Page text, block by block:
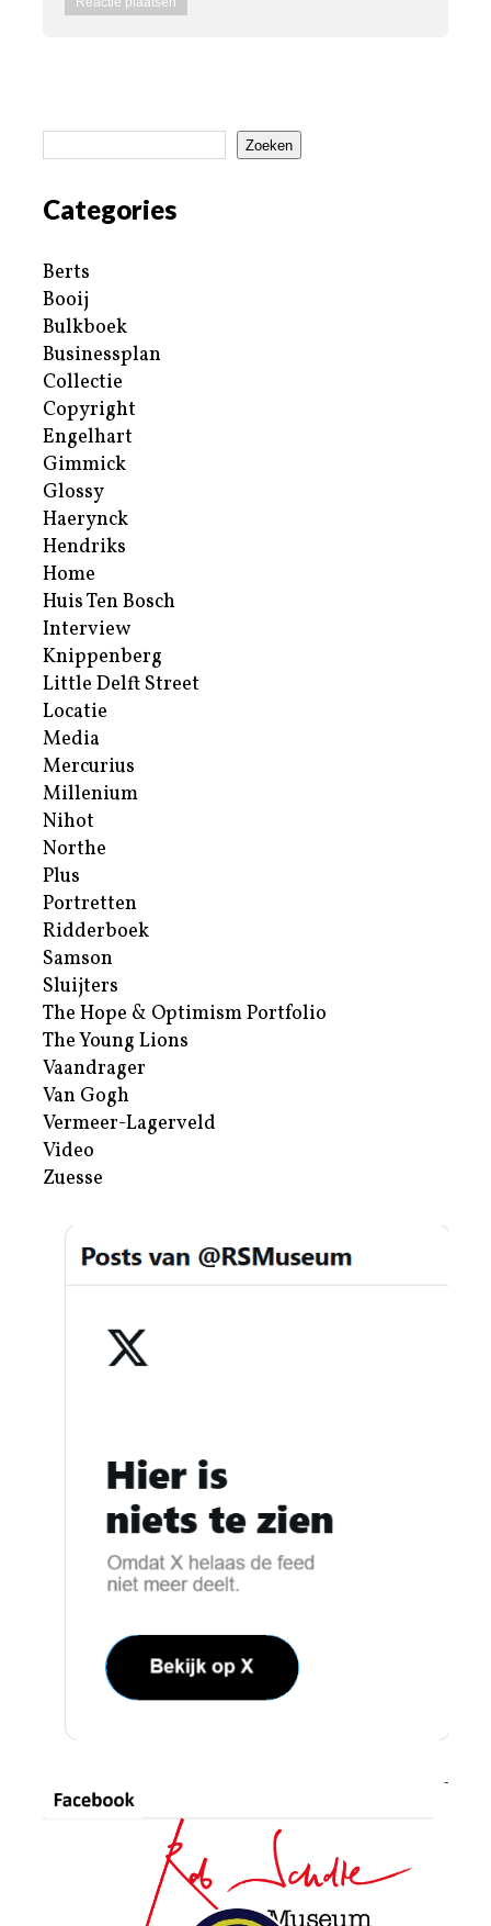
Zoeken
Categories
Berts
Booij
Bulkboek
Businessplan
Collectie
Copyright
Engelhart
Gimmick
Glossy
Haerynck
Hendriks
Home
Huis Ten Bosch
Interview
Knippenberg
Little Delft Street
Locatie
Media
Mercurius
Millenium
Nihot
Northe
Plus
Portretten
Ridderboek
Samson
Sluijters
The Hope & Optimism Portfolio
The Young Lions
Vaandrager
Van Gogh
Vermeer-Lagerveld
Video
Zuesse